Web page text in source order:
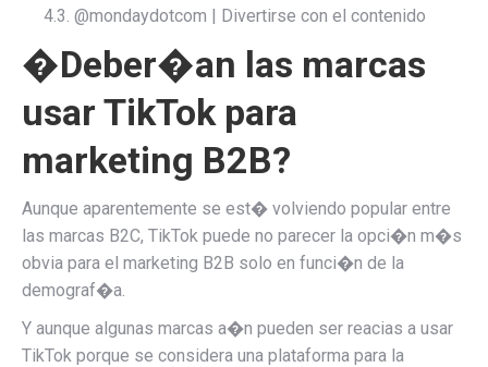
4.3. @mondaydotcom | Divertirse con el contenido
�Deber�an las marcas
usar TikTok para
marketing B2B?
Aunque aparentemente se est� volviendo popular entre
las marcas B2C, TikTok puede no parecer la opci�n m�s
obvia para el marketing B2B solo en funci�n de la
demograf�a.
Y aunque algunas marcas a�n pueden ser reacias a usar
TikTok porque se considera una plataforma para la